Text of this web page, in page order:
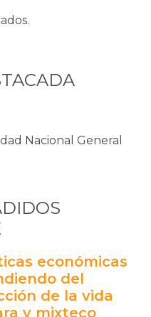
Nacional General
económicas
del
de la vida
y mixteco